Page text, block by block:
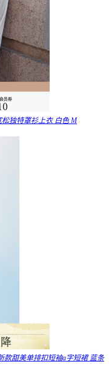
独特罩衫上衣 白色 M
款甜美单排扣短袖a字短裙 蓝条